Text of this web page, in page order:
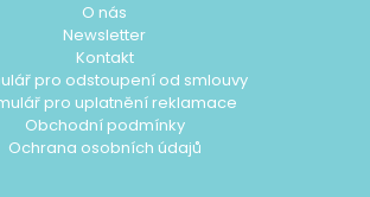
O nás
Newsletter
Kontakt
pro odstoupení od smlouvy
pro uplatnění reklamace
Obchodní podmínky
Ochrana osobních údajů